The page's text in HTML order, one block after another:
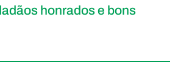
honrados e bons